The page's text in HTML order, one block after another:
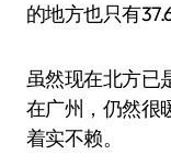
的地方也只有
虽然现在北方已
在广州，仍然很
着实不赖。